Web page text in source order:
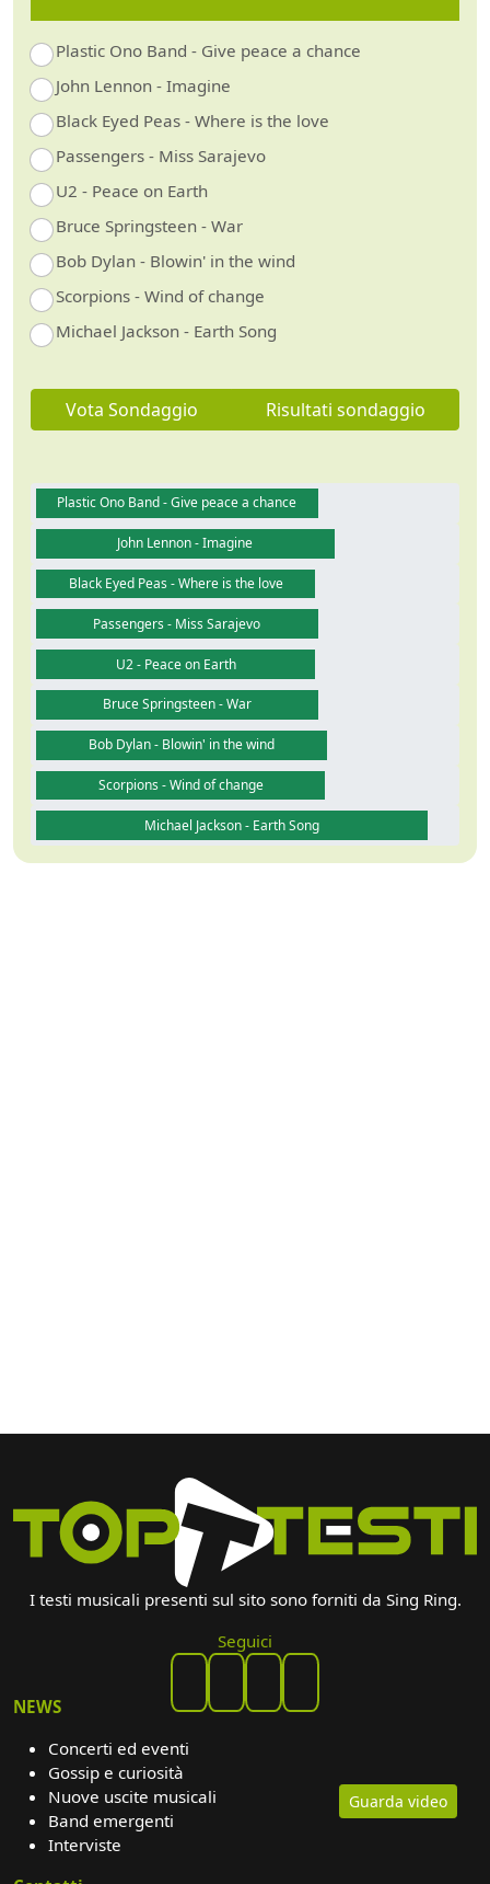
Guarda video
Plastic Ono Band - Give peace a chance
John Lennon - Imagine
Black Eyed Peas - Where is the love
Passengers - Miss Sarajevo
U2 - Peace on Earth
Bruce Springsteen - War
Bob Dylan - Blowin' in the wind
Scorpions - Wind of change
Michael Jackson - Earth Song
Vota Sondaggio Risultati sondaggio
Plastic Ono Band - Give peace a chance
John Lennon - Imagine
Black Eyed Peas - Where is the love
Passengers - Miss Sarajevo
U2 - Peace on Earth
Bruce Springsteen - War
Bob Dylan - Blowin' in the wind
Scorpions - Wind of change
Michael Jackson - Earth Song
I testi musicali presenti sul sito sono forniti da Sing Ring.
Seguici
NEWS
Concerti ed eventi
Gossip e curiosità
Nuove uscite musicali
Band emergenti
Interviste